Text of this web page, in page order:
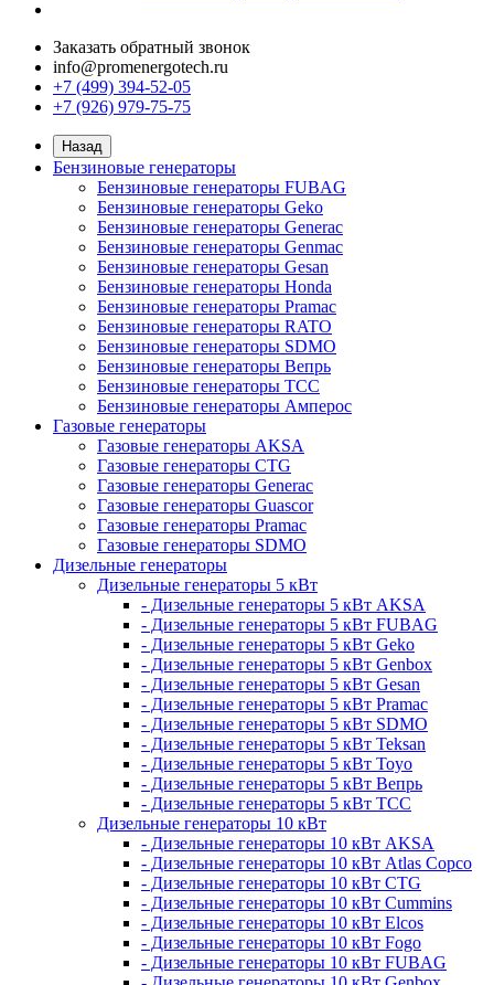
Заказать обратный звонок
info@promenergotech.ru
+7 (499) 394-52-05
+7 (926) 979-75-75
Назад
Бензиновые генераторы
Бензиновые генераторы FUBAG
Бензиновые генераторы Geko
Бензиновые генераторы Generac
Бензиновые генераторы Genmac
Бензиновые генераторы Gesan
Бензиновые генераторы Honda
Бензиновые генераторы Pramac
Бензиновые генераторы RATO
Бензиновые генераторы SDMO
Бензиновые генераторы Вепрь
Бензиновые генераторы ТСС
Бензиновые генераторы Амперос
Газовые генераторы
Газовые генераторы AKSA
Газовые генераторы CTG
Газовые генераторы Generac
Газовые генераторы Guascor
Газовые генераторы Pramac
Газовые генераторы SDMO
Дизельные генераторы
Дизельные генераторы 5 кВт
- Дизельные генераторы 5 кВт AKSA
- Дизельные генераторы 5 кВт FUBAG
- Дизельные генераторы 5 кВт Geko
- Дизельные генераторы 5 кВт Genbox
- Дизельные генераторы 5 кВт Gesan
- Дизельные генераторы 5 кВт Pramac
- Дизельные генераторы 5 кВт SDMO
- Дизельные генераторы 5 кВт Teksan
- Дизельные генераторы 5 кВт Toyo
- Дизельные генераторы 5 кВт Вепрь
- Дизельные генераторы 5 кВт ТСС
Дизельные генераторы 10 кВт
- Дизельные генераторы 10 кВт AKSA
- Дизельные генераторы 10 кВт Atlas Copco
- Дизельные генераторы 10 кВт CTG
- Дизельные генераторы 10 кВт Cummins
- Дизельные генераторы 10 кВт Elcos
- Дизельные генераторы 10 кВт Fogo
- Дизельные генераторы 10 кВт FUBAG